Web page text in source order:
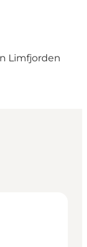
Limfjorden